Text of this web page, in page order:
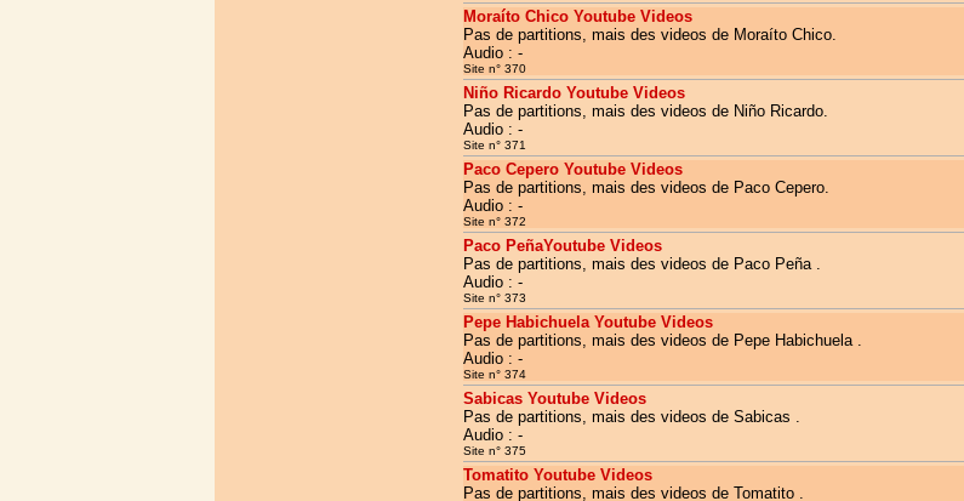
Moraíto Chico Youtube Videos
Pas de partitions, mais des videos de Moraíto Chico.
Audio : -
Site n° 370
Niño Ricardo Youtube Videos
Pas de partitions, mais des videos de Niño Ricardo.
Audio : -
Site n° 371
Paco Cepero Youtube Videos
Pas de partitions, mais des videos de Paco Cepero.
Audio : -
Site n° 372
Paco PeñaYoutube Videos
Pas de partitions, mais des videos de Paco Peña .
Audio : -
Site n° 373
Pepe Habichuela Youtube Videos
Pas de partitions, mais des videos de Pepe Habichuela .
Audio : -
Site n° 374
Sabicas Youtube Videos
Pas de partitions, mais des videos de Sabicas .
Audio : -
Site n° 375
Tomatito Youtube Videos
Pas de partitions, mais des videos de Tomatito .